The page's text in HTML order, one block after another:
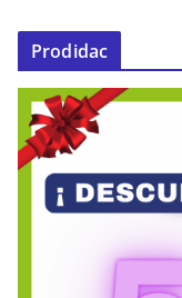
Prodidac